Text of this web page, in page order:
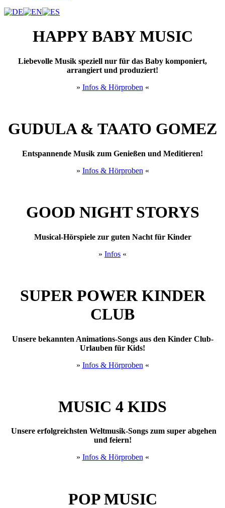
HAPPY BABY MUSIC
Liebevolle Musik speziell nur für das Baby komponiert,
arrangiert und produziert!
» Infos & Hörproben «
GUDULA & TAATO GOMEZ
Entspannende Musik zum Genießen und Meditieren!
» Infos & Hörproben «
GOOD NIGHT STORYS
Musical-Hörspiele zur guten Nacht für Kinder
» Infos «
SUPER POWER KINDER
CLUB
Unsere bekannten Animations-Songs aus den Kinder Club-
Urlauben für Kids!
» Infos & Hörproben «
MUSIC 4 KIDS
Unsere erfolgreichsten Weltmusik-Songs zum super abgehen
und feiern!
» Infos & Hörproben «
POP MUSIC